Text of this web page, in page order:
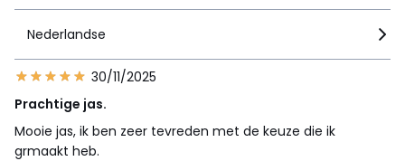
Nederlandse
30/11/2025
Prachtige jas.
Mooie jas, ik ben zeer tevreden met de keuze die ik
grmaakt heb.